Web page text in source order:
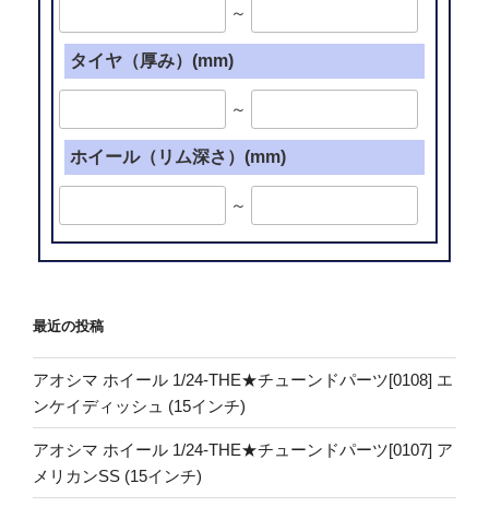
～
タイヤ（厚み）(mm)
～
ホイール（リム深さ）(mm)
～
最近の投稿
アオシマ ホイール 1/24-THE★チューンドパーツ[0108] エ
ンケイディッシュ (15インチ)
アオシマ ホイール 1/24-THE★チューンドパーツ[0107] ア
メリカンSS (15インチ)